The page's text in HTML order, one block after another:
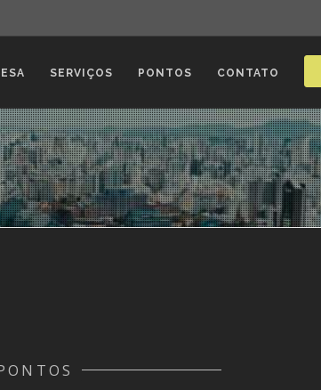
SERVIÇOS PONTOS CONTATO